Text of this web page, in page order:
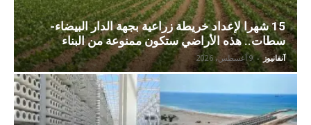
15 شهرا لإعداد خريطة زراعية بجهة الدار البيضاء-
سطات.. هذه الأراضي ستكون ممنوعة من البناء
آنفانيوز - 9 أغسطس، 2026